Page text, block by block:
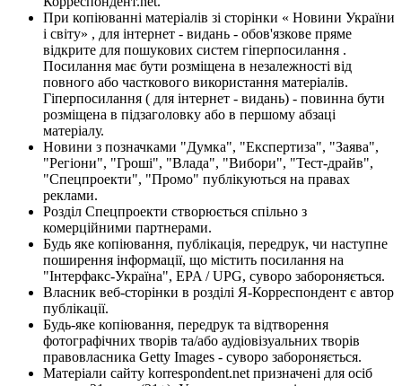
При копіюванні матеріалів зі сторінки « Новини України
і світу» , для інтернет - видань - обов'язкове пряме
відкрите для пошукових систем гіперпосилання .
Посилання має бути розміщена в незалежності від
повного або часткового використання матеріалів.
Гіперпосилання ( для інтернет - видань) - повинна бути
розміщена в підзаголовку або в першому абзаці
матеріалу.
Новини з позначками "Думка", "Експертиза", "Заява",
"Регіони", "Гроші", "Влада", "Вибори", "Тест-драйв",
"Спецпроекти", "Промо" публікуються на правах
реклами.
Розділ Спецпроекти створюється спільно з
комерційними партнерами.
Будь яке копіювання, публікація, передрук, чи наступне
поширення інформації, що містить посилання на
"Інтерфакс-Україна", EPA / UPG, суворо забороняється.
Власник веб-сторінки в розділі Я-Корреспондент є автор
публікації.
Будь-яке копіювання, передрук та відтворення
фотографічних творів та/або аудіовізуальних творів
правовласника Getty Images - суворо забороняється.
Матеріали сайту korrespondent.net призначені для осіб